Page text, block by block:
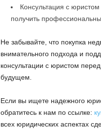
Консультация с
получить
Не забывайте, что покупка
внимательного подхода и
консультации с юристом
будущем.
Если вы ищете надежного
обратитесь к нам по ссылке:
всех юридических аспектах